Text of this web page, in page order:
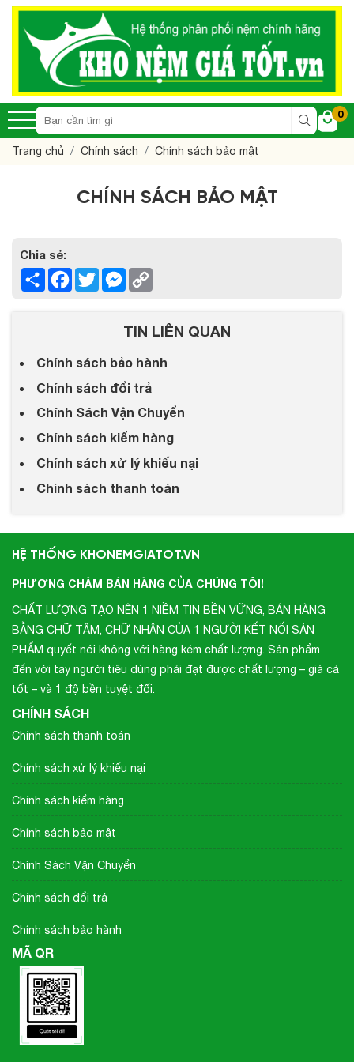
0
Trang chủ Chính sách Chính sách bảo mật
CHÍNH SÁCH BẢO MẬT
Chia sẻ:
ShareFacebook
TwitterMessenger
TIN LIÊN QUAN
Chính sách bảo hành
Chính sách đổi trả
Chính Sách Vận Chuyển
Chính sách kiểm hàng
Chính sách xử lý khiếu nại
Chính sách thanh toán
HỆ THỐNG KHONEMGIATOT.VN
PHƯƠNG CHÂM BÁN HÀNG CỦA CHÚNG TÔI!
CHẤT LƯỢNG TẠO NÊN 1 NIỀM TIN BỀN VỮNG, BÁN HÀNG
BẰNG CHỮ TÂM, CHỮ NHÂN CỦA 1 NGƯỜI KẾT NỐI SẢN
PHẨM quyết nói không với hàng kém chất lượng. Sản phẩm
đến với tay người tiêu dùng phải đạt được chất lượng – giá cả
tốt – và 1 độ bền tuyệt đối.
CHÍNH SÁCH
Chính sách thanh toán
Chính sách xử lý khiếu nại
Chính sách kiểm hàng
Chính sách bảo mật
Chính Sách Vận Chuyển
Chính sách đổi trả
Chính sách bảo hành
MÃ QR